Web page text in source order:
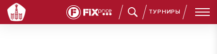
ТУРНИРЫ